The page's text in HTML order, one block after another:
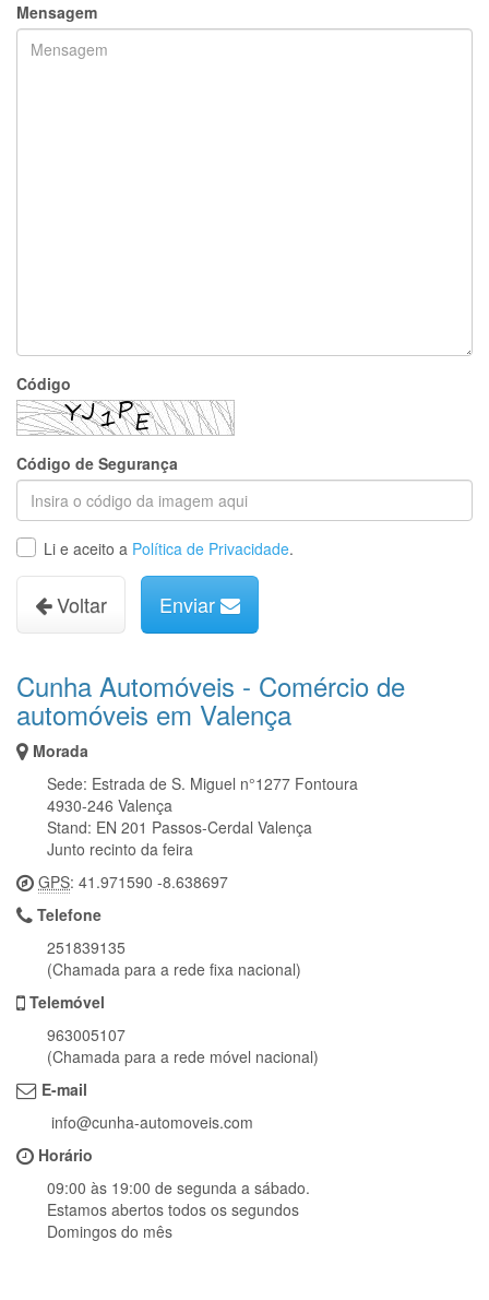
Mensagem
Código
Código de Segurança
Li e aceito a Política de Privacidade.
Voltar Enviar
Cunha Automóveis - Comércio de
automóveis em Valença
Morada
Sede: Estrada de S. Miguel n°1277 Fontoura
4930-246 Valença
Stand: EN 201 Passos-Cerdal Valença
Junto recinto da feira
GPS: 41.971590 -8.638697
Telefone
251839135
(Chamada para a rede fixa nacional)
Telemóvel
963005107
(Chamada para a rede móvel nacional)
E-mail
info@cunha-automoveis.com
Horário
09:00 às 19:00 de segunda a sábado.
Estamos abertos todos os segundos
Domingos do mês